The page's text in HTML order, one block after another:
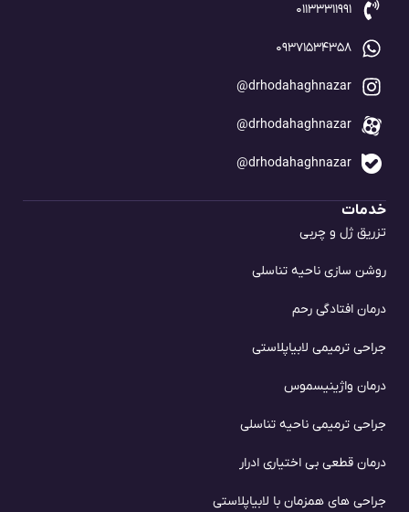
۰۱۱۳۳۳۱۱۹۹۱
۰۹۳۷۱۵۳۴۳۵۸
drhodahaghnazar@
drhodahaghnazar@
drhodahaghnazar@
خدمات
تزریق ژل و چربی
روشن سازی ناحیه تناسلی
درمان افتادگی رحم
جراحی ترمیمی لابیاپلاستی
درمان واژینیسموس
جراحی ترمیمی ناحیه تناسلی
درمان قطعی بی اختیاری ادرار
جراحی های همزمان با لابیاپلاستی